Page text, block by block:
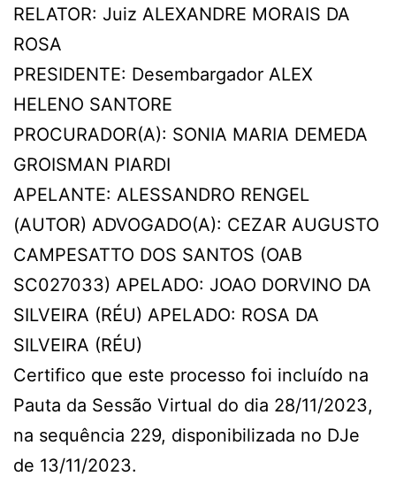
RELATOR: Juiz ALEXANDRE MORAIS DA
ROSA
PRESIDENTE: Desembargador ALEX
HELENO SANTORE
PROCURADOR(A): SONIA MARIA DEMEDA
GROISMAN PIARDI
APELANTE: ALESSANDRO RENGEL
(AUTOR) ADVOGADO(A): CEZAR AUGUSTO
CAMPESATTO DOS SANTOS (OAB
SC027033) APELADO: JOAO DORVINO DA
SILVEIRA (RÉU) APELADO: ROSA DA
SILVEIRA (RÉU)
Certifico que este processo foi incluído na
Pauta da Sessão Virtual do dia 28/11/2023,
na sequência 229, disponibilizada no DJe
de 13/11/2023.